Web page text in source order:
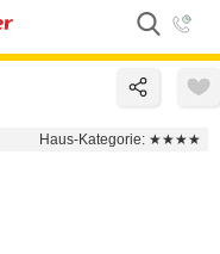
Haus-Kategorie: ★★★★